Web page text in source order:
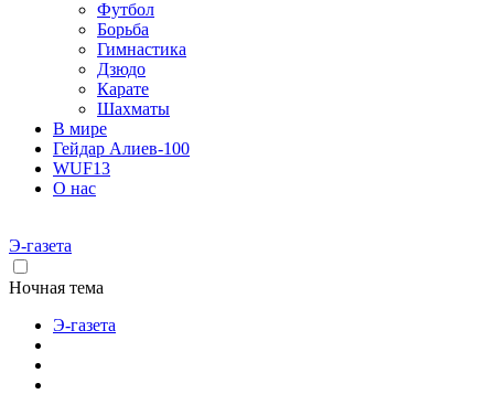
Футбол
Борьба
Гимнастика
Дзюдо
Карате
Шахматы
В мире
Гейдар Алиев-100
WUF13
О нас
Э-газета
Ночная тема
Э-газета